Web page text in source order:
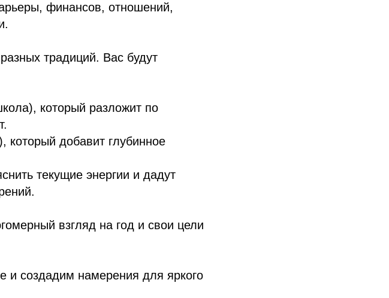
финансов, отношений,
традиций. Вас будут
который разложит по
который добавит глубинное
текущие энергии и дадут
взгляд на год и свои цели
и создадим намерения для яркого